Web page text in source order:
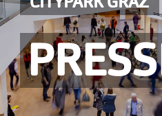
Center
Service
Logos
Pressemappe